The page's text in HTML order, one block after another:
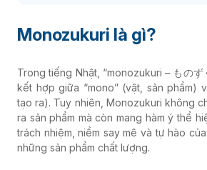
Monozukuri là gì?
Trong tiếng Nhật, “monozukuri – ものず
kết hợp giữa “mono” (vật, sản phẩm)
tạo ra). Tuy nhiên, Monozukuri không
ra sản phẩm mà còn mang hàm ý thể
trách nhiệm, niềm say mê và tự hào
những sản phẩm chất lượng.